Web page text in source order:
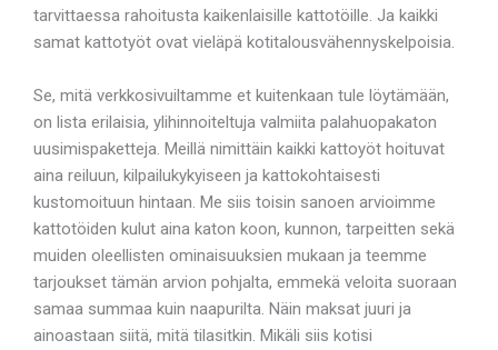
tarvittaessa rahoitusta kaikenlaisille kattotöille. Ja kaikki
samat kattotyöt ovat vieläpä kotitalousvähennyskelpoisia.
Se, mitä verkkosivuiltamme et kuitenkaan tule löytämään,
on lista erilaisia, ylihinnoiteltuja valmiita palahuopakaton
uusimispaketteja. Meillä nimittäin kaikki kattoyöt hoituvat
aina reiluun, kilpailukykyiseen ja kattokohtaisesti
kustomoituun hintaan. Me siis toisin sanoen arvioimme
kattotöiden kulut aina katon koon, kunnon, tarpeitten sekä
muiden oleellisten ominaisuuksien mukaan ja teemme
tarjoukset tämän arvion pohjalta, emmekä veloita suoraan
samaa summaa kuin naapurilta. Näin maksat juuri ja
ainoastaan siitä, mitä tilasitkin. Mikäli siis kotisi